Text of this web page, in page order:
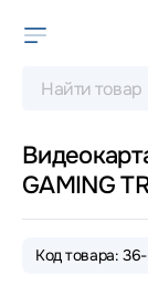
GAMING
Код товара: 36-